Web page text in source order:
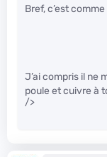
Bref, c’est
J’ai compris il ne
poule et cuivre à
/>